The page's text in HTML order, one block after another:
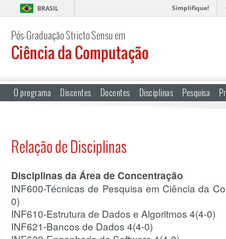
BRASIL Simplifique!
Pós-Graduação Stricto Sensu em
Ciência da Computação
O programa Discentes Docentes Disciplinas Pesquisa
Relação de Disciplinas
Disciplinas da Área de Concentração
INF600-Técnicas de Pesquisa em Ciência da
0)
INF610-Estrutura de Dados e Algoritmos 4(4-0)
INF621-Bancos de Dados 4(4-0)